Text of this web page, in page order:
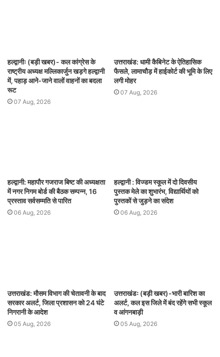
हल्द्वानीः (बड़ी खबर)- कल कांग्रेस के
राष्ट्रीय अध्यक्ष मल्लिकार्जुन खड़गे हल्द्वानी
में, पहाड़ आने-जाने वालों वाहनों का बदला
रूट
07 Aug, 2026
उत्तराखंड: धामी कैबिनेट के ऐतिहासिक
फैसले, लामाचौड़ में हाईकोर्ट की भूमि के लिए
लगी मोहर
07 Aug, 2026
हल्द्वानी: महापौर गजराज बिष्ट की अध्यक्षता
में नगर निगम बोर्ड की बैठक सम्पन्न, 16
प्रस्ताव सर्वसम्मति से पारित
06 Aug, 2026
हल्द्वानी : विज्डम स्कूल में दो दिवसीय
पुस्तक मेले का शुभारंभ, विद्यार्थियों को
पुस्तकों से जुड़ने का संदेश
06 Aug, 2026
उत्तराखंड: मौसम विभाग की चेतावनी के बाद
सरकार अलर्ट, जिला प्रशासन को 24 घंटे
निगरानी के आदेश
05 Aug, 2026
उत्तराखंडः (बड़ी खबर)-भारी बारिश का
अलर्ट, कल इस जिले में बंद रहेंगे सभी स्कूल
व आंगनबाड़ी
05 Aug, 2026